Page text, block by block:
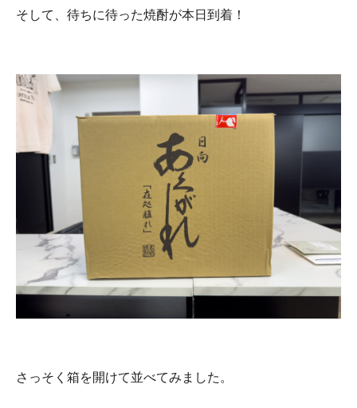
そして、待ちに待った焼酎が本日到着！
さっそく箱を開けて並べてみました。